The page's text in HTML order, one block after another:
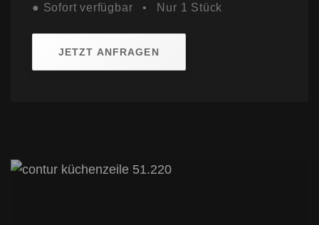
● Sofort verfügbar • Nur 1 Stück
JETZT ANFRAGEN